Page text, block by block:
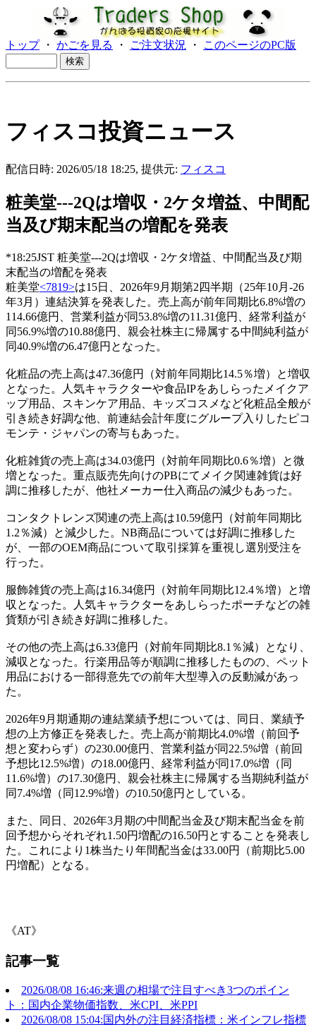
トップ・ かごを見る ・ ご注文状況 ・ このページのPC版
フィスコ投資ニュース
配信日時: 2026/05/18 18:25, 提供元: フィスコ
粧美堂---2Qは増収・2ケタ増益、中間配
当及び期末配当の増配を発表
*18:25JST 粧美堂---2Qは増収・2ケタ増益、中間配当及び期
末配当の増配を発表
粧美堂<7819>は15日、2026年9月期第2四半期（25年10月-26
年3月）連結決算を発表した。売上高が前年同期比6.8%増の
114.66億円、営業利益が同53.8%増の11.31億円、経常利益が
同56.9%増の10.88億円、親会社株主に帰属する中間純利益が
同40.9%増の6.47億円となった。
化粧品の売上高は47.36億円（対前年同期比14.5％増）と増収
となった。人気キャラクターや食品IPをあしらったメイクア
ップ用品、スキンケア用品、キッズコスメなど化粧品全般が
引き続き好調な他、前連結会計年度にグループ入りしたピコ
モンテ・ジャパンの寄与もあった。
化粧雑貨の売上高は34.03億円（対前年同期比0.6％増）と微
増となった。重点販売先向けのPBにてメイク関連雑貨は好
調に推移したが、他社メーカー仕入商品の減少もあった。
コンタクトレンズ関連の売上高は10.59億円（対前年同期比
1.2％減）と減少した。NB商品については好調に推移した
が、一部のOEM商品について取引採算を重視し選別受注を
行った。
服飾雑貨の売上高は16.34億円（対前年同期比12.4％増）と増
収となった。人気キャラクターをあしらったポーチなどの雑
貨類が引き続き好調に推移した。
その他の売上高は6.33億円（対前年同期比8.1％減）となり、
減収となった。行楽用品等が順調に推移したものの、ペット
用品における一部得意先での前年大型導入の反動減があっ
た。
2026年9月期通期の連結業績予想については、同日、業績予
想の上方修正を発表した。売上高が前期比4.0%増（前回予
想と変わらず）の230.00億円、営業利益が同22.5%増（前回
予想比12.5%増）の18.00億円、経常利益が同17.0%増（同
11.6%増）の17.30億円、親会社株主に帰属する当期純利益が
同7.4%増（同12.9%増）の10.50億円としている。
また、同日、2026年3月期の中間配当金及び期末配当金を前
回予想からそれぞれ1.50円増配の16.50円とすることを発表し
た。これにより1株当たり年間配当金は33.00円（前期比5.00
円増配）となる。
《AT》
記事一覧
2026/08/08 16:46:来週の相場で注目すべき3つのポイン
ト：国内企業物価指数、米CPI、米PPI
2026/08/08 15:04:国内外の注目経済指標：米インフレ指標